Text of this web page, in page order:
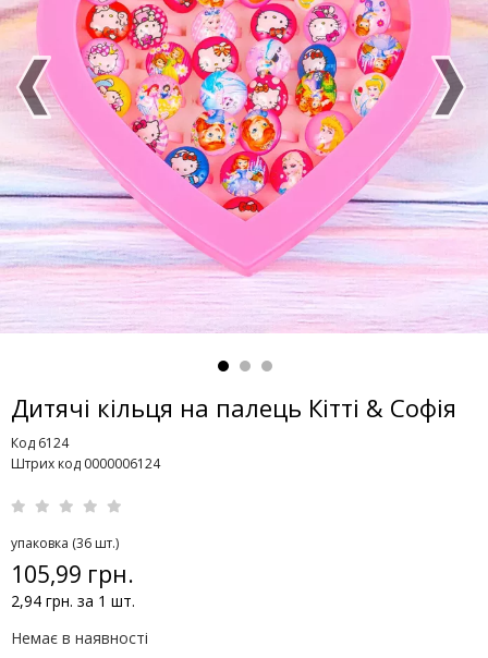
Дитячі кільця на палець Кітті & Софія
Код 6124
Штрих код 0000006124
упаковка (36 шт.)
105,99 грн.
2,94 грн. за 1 шт.
Немає в наявності